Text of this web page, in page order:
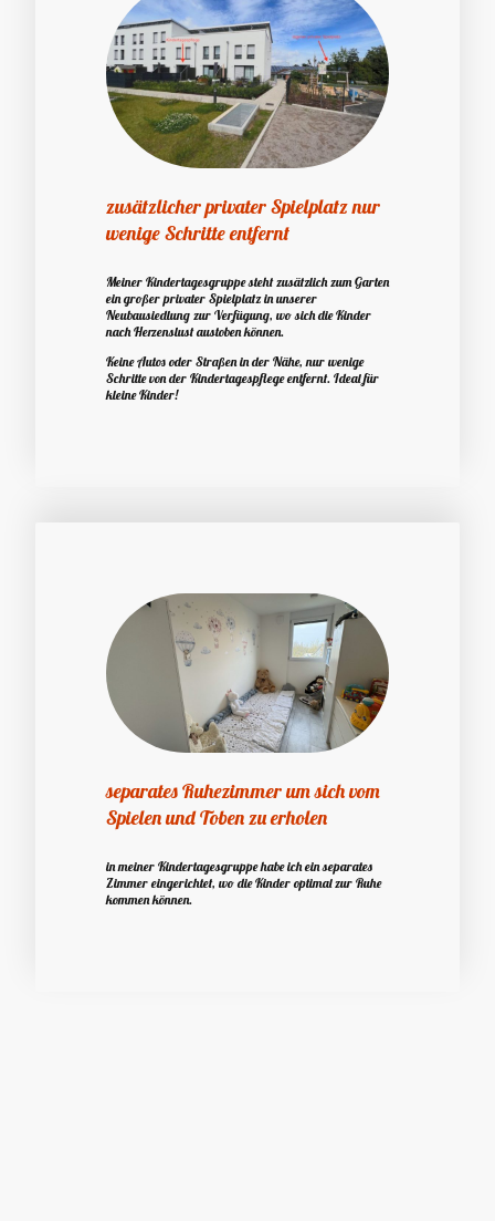
zusätzlicher privater Spielplatz nur
wenige Schritte entfernt
Meiner Kindertagesgruppe steht zusätzlich zum Garten
ein großer privater Spielplatz in unserer
Neubausiedlung zur Verfügung, wo sich die Kinder
nach Herzenslust austoben können.
Keine Autos oder Straßen in der Nähe, nur wenige
Schritte von der Kindertagespflege entfernt. Ideal für
kleine Kinder!
separates Ruhezimmer um sich vom
Spielen und Toben zu erholen
in meiner Kindertagesgruppe habe ich ein separates
Zimmer eingerichtet, wo die Kinder optimal zur Ruhe
kommen können.